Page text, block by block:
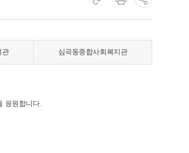
이
지
주
현
이
지
인
소
트
크
관 심곡동종합사회복지관
응원합니다.